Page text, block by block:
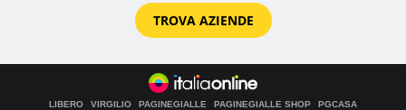
TROVA AZIENDE
LIBERO VIRGILIO PAGINEGIALLE PAGINEGIALLE SHOP
PGCASA